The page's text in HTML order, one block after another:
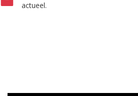
actueel.